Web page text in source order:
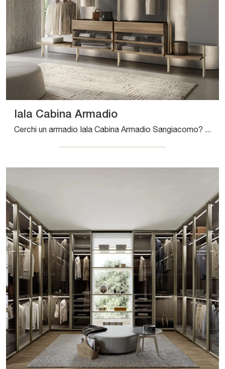
Iala Cabina Armadio
Cerchi un armadio Iala Cabina Armadio Sangiacomo? Clicca subito! Gli armadi cabine armadio con ante scorrevoli ti attendono.